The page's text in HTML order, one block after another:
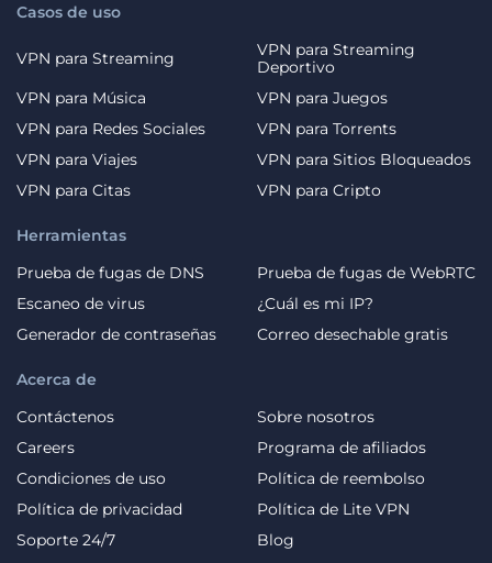
Casos de uso
VPN para Streaming
VPN para Streaming
Deportivo
VPN para Música
VPN para Juegos
VPN para Redes Sociales
VPN para Torrents
VPN para Viajes
VPN para Sitios Bloqueados
VPN para Citas
VPN para Cripto
Acerca de
Contáctenos
Sobre nosotros
Careers
Programa de afiliados
Condiciones de uso
Política de reembolso
Política de privacidad
Política de Lite VPN
Soporte 24/7
Blog
Herramientas
Prueba de fugas de DNS
Prueba de fugas de WebRTC
Escaneo de virus
¿Cuál es mi IP?
Generador de contraseñas
Correo desechable gratis